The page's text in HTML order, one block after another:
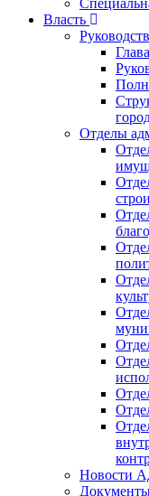
Власть
Отделы
Новости